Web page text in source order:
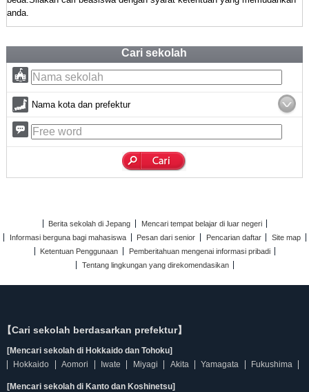
anda.
Cari sekolah
Nama kota dan prefektur
Berita sekolah di Jepang
Mencari tempat belajar di luar negeri
Informasi berguna bagi mahasiswa
Pesan dari senior Pencarian daftar
Site map
Ketentuan Penggunaan
Pemberitahuan mengenai informasi pribadi
Tentang lingkungan yang direkomendasikan
【Cari sekolah berdasarkan prefektur】
[Mencari sekolah di Hokkaido dan Tohoku]
Hokkaido
Aomori Iwate Miyagi Akita Yamagata Fukushima
[Mencari sekolah di Kanto dan Koshinetsu]